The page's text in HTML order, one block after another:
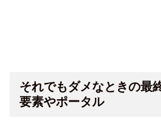
それでもダメなときの最
要素やポータル